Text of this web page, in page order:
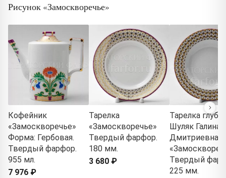
Рисунок «Замоскворечье»
Кофейник
«Замоскворечье»
Форма: Гербовая.
Твердый фарфор.
955 мл.
7 976 ₽
Тарелка
«Замоскворечье»
Твердый фарфор.
180 мм.
3 680 ₽
Тарелка
Шуляк Галина
Дмитриевна
Твердый
225 мм.